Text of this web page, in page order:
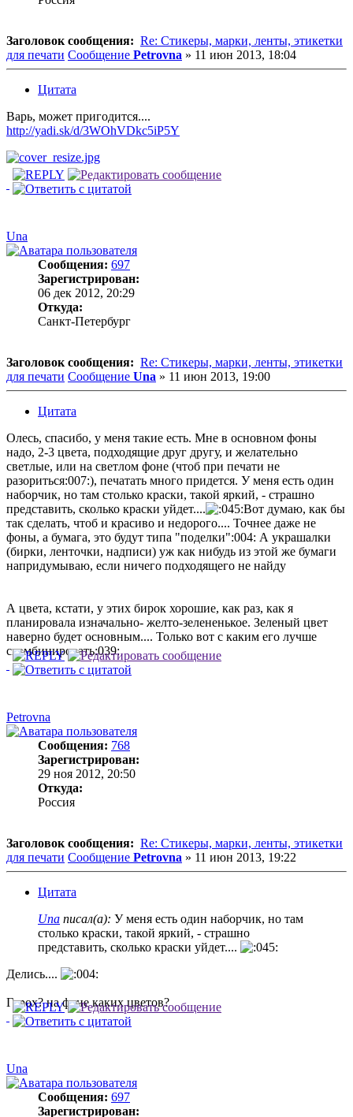
Заголовок сообщения: Re: Стикеры, марки, ленты, этикетки
для печати Сообщение Petrovna » 11 июн 2013, 18:04
Цитата
Варь, может пригодится....
http://yadi.sk/d/3WOhVDkc5iP5Y
Una
Сообщения: 697
Зарегистрирован:
06 дек 2012, 20:29
Откуда:
Санкт-Петербург
Заголовок сообщения: Re: Стикеры, марки, ленты, этикетки
для печати Сообщение Una » 11 июн 2013, 19:00
Цитата
Олесь, спасибо, у меня такие есть. Мне в основном фоны
надо, 2-3 цвета, подходящие друг другу, и желательно
светлые, или на светлом фоне (чтоб при печати не
разориться:007:), печатать много придется. У меня есть один
наборчик, но там столько краски, такой яркий, - страшно
представить, сколько краски уйдет....
Вот думаю, как бы
так сделать, чтоб и красиво и недорого.... Точнее даже не
фоны, а бумага, это будут типа "поделки":004: А украшалки
(бирки, ленточки, надписи) уж как нибудь из этой же бумаги
напридумываю, если ничего подходящего не найду
А цвета, кстати, у этих бирок хорошие, как раз, как я
планировала изначально- желто-зелененькое. Зеленый цвет
наверно будет основным.... Только вот с каким его лучше
скомбинировать:039:
Petrovna
Сообщения: 768
Зарегистрирован:
29 ноя 2012, 20:50
Откуда:
Россия
Заголовок сообщения: Re: Стикеры, марки, ленты, этикетки
для печати Сообщение Petrovna » 11 июн 2013, 19:22
Цитата
Una писал(а): У меня есть один наборчик, но там
столько краски, такой яркий, - страшно
представить, сколько краски уйдет....
Делись....
Горох? на фоне каких цветов?
Una
Сообщения: 697
Зарегистрирован: